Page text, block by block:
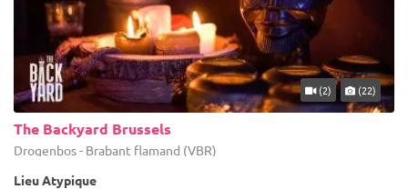
(2) (22)
The Backyard Brussels
Drogenbos - Brabant flamand (VBR)
Lieu Atypique